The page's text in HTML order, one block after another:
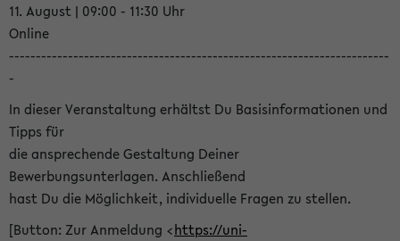
11. August | 09:00 - 11:30 Uhr
Online
-----------------------------------------------------------------------
-
In dieser Veranstaltung erhältst Du Basisinformationen und
Tipps für
die ansprechende Gestaltung Deiner
Bewerbungsunterlagen. Anschließend
hast Du die Möglichkeit, individuelle Fragen zu stellen.
[Button: Zur Anmeldung <https://uni-